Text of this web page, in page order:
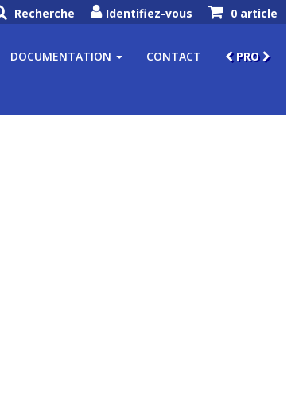
DOCUMENTATION CONTACT PRO
0 article
Identifiez-vous
Recherche